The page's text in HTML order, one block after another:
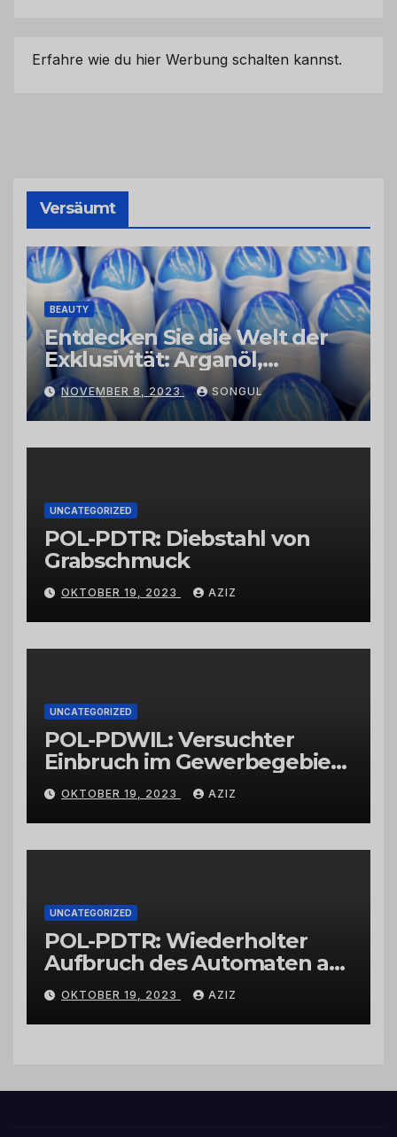
Erfahre wie du hier Werbung schalten kannst.
Versäumt
BEAUTY
Entdecken Sie die Welt der
Exklusivität: Arganöl,
Kaktusfeigenkernöl und
Schwarzkümmelöl von
vertrauenswürdigen
Großhändlern und Anbietern
NOVEMBER 8, 2023 SONGUL
UNCATEGORIZED
POL-PDTR: Diebstahl von
Grabschmuck
OKTOBER 19, 2023 AZIZ
UNCATEGORIZED
POL-PDWIL: Versuchter
Einbruch im Gewerbegebiet
Wittlich
OKTOBER 19, 2023 AZIZ
UNCATEGORIZED
POL-PDTR: Wiederholter
Aufbruch des Automaten am
Wohnmobilstellplatz in
Hermeskeil am Labachweg
OKTOBER 19, 2023 AZIZ